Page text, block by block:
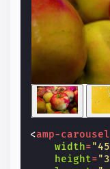
<amp-carousel
width=
height=